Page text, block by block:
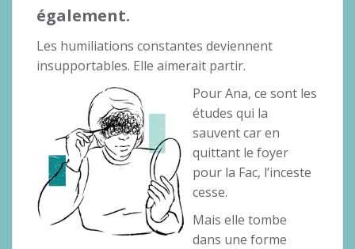
également.
Les humiliations constantes deviennent
insupportables. Elle aimerait partir.
Pour Ana, ce sont les
études qui la
sauvent car en
quittant le foyer
pour la Fac, l’inceste
cesse.
Mais elle tombe
dans une forme